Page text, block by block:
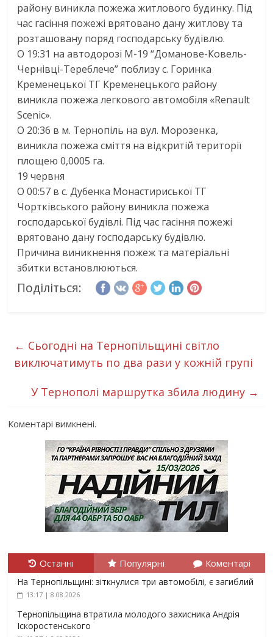
району виникла пожежа житлового будинку. Під
час гасіння пожежі врятовано дану житлову та
розташовану поряд господарську будівлю.
О 19:31 на автодорозі М-19 “Доманове-Ковель-
Чернівці-Тереблече” поблизу с. Горинка
Кременецької ТГ Кременецького району
виникла пожежа легкового автомобіля «Renault
Scenic».
О 20:36 в м. Тернопіль на вул. Морозенка,
виникла пожежа сміття на відкритій території
площею 0,0005 га.
19 червня
О 00:57 в с. Дубенка Монастириської ТГ
Чортківського району виникла пожежа
господарської будівлі. Під час гасіння пожежі
врятовано дану господарську будівлю.
Причина виникнення пожеж та матеріальні
збитки встановлюються.
Поділіться:
← Сьогодні на Тернопільщині світло
виключатимуть по два рази у кожній групі
У Тернополі маршрутка збила людину →
Коментарі вимкнені.
Останні Популярні Коментарі
На Тернопільщині: зіткнулися три автомобілі, є загиблий
13:17 | 8.08.2026
Тернопільщина втратила молодого захисника Андрія
Іскоростенського